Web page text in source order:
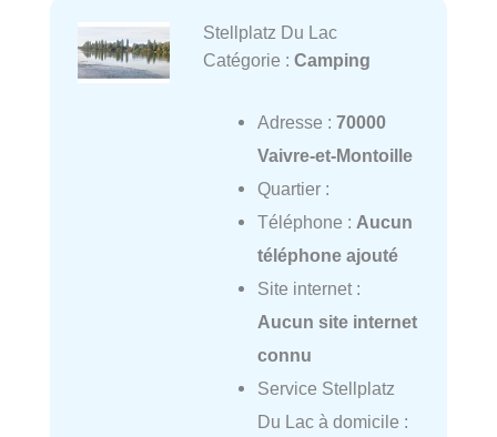
Stellplatz Du Lac
Catégorie : Camping
Adresse : 70000
Vaivre-et-Montoille
Quartier :
Téléphone : Aucun
téléphone ajouté
Site internet :
Aucun site internet
connu
Service Stellplatz
Du Lac à domicile :